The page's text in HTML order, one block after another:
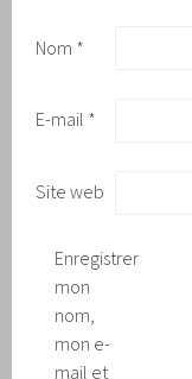
Nom *
E-mail *
Site web
Enregistrer
mon
nom,
mon e-
mail et